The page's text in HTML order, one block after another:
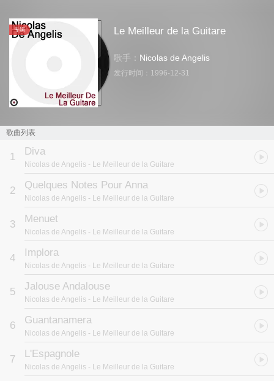
专辑 Le Meilleur de la Guitare
歌手： Nicolas de Angelis
发行时间： 1996-12-31
歌曲列表
1 Diva
Nicolas de Angelis - Le Meilleur de la Guitare
2 Quelques Notes Pour Anna
Nicolas de Angelis - Le Meilleur de la Guitare
3 Menuet
Nicolas de Angelis - Le Meilleur de la Guitare
4 Implora
Nicolas de Angelis - Le Meilleur de la Guitare
5 Jalouse Andalouse
Nicolas de Angelis - Le Meilleur de la Guitare
6 Guantanamera
Nicolas de Angelis - Le Meilleur de la Guitare
7 L'Espagnole
Nicolas de Angelis - Le Meilleur de la Guitare